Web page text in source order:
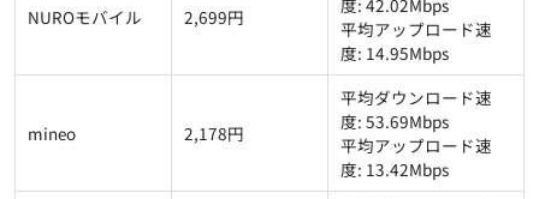
NUROモバイル 2,699円
平均アップロード速
度: 14.95Mbps
mineo 2,178円
平均ダウンロード速
度: 53.69Mbps
平均アップロード速
度: 13.42Mbps